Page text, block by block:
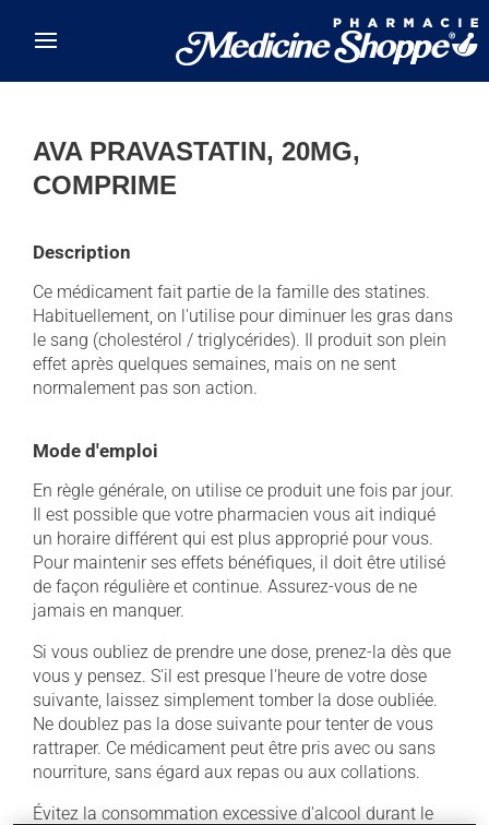
AVA PRAVASTATIN, 20MG,
COMPRIME
Description
Ce médicament fait partie de la famille des statines.
Habituellement, on l'utilise pour diminuer les gras dans
le sang (cholestérol / triglycérides). Il produit son plein
effet après quelques semaines, mais on ne sent
normalement pas son action.
Mode d'emploi
En règle générale, on utilise ce produit une fois par jour.
Il est possible que votre pharmacien vous ait indiqué
un horaire différent qui est plus approprié pour vous.
Pour maintenir ses effets bénéfiques, il doit être utilisé
de façon régulière et continue. Assurez-vous de ne
jamais en manquer.
Si vous oubliez de prendre une dose, prenez-la dès que
vous y pensez. S'il est presque l'heure de votre dose
suivante, laissez simplement tomber la dose oubliée.
Ne doublez pas la dose suivante pour tenter de vous
rattraper. Ce médicament peut être pris avec ou sans
nourriture, sans égard aux repas ou aux collations.
Évitez la consommation excessive d'alcool durant le